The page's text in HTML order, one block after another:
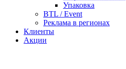
Упаковка
BTL / Event
Реклама в регионах
Клиенты
Акции